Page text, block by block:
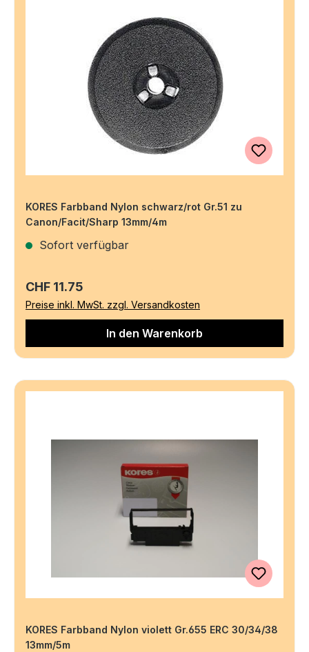
KORES Farbband Nylon schwarz/rot Gr.51 zu
Canon/Facit/Sharp 13mm/4m
Sofort verfügbar
Regulärer Preis:
CHF 11.75
Preise inkl. MwSt. zzgl. Versandkosten
In den Warenkorb
KORES Farbband Nylon violett Gr.655 ERC 30/34/38
13mm/5m